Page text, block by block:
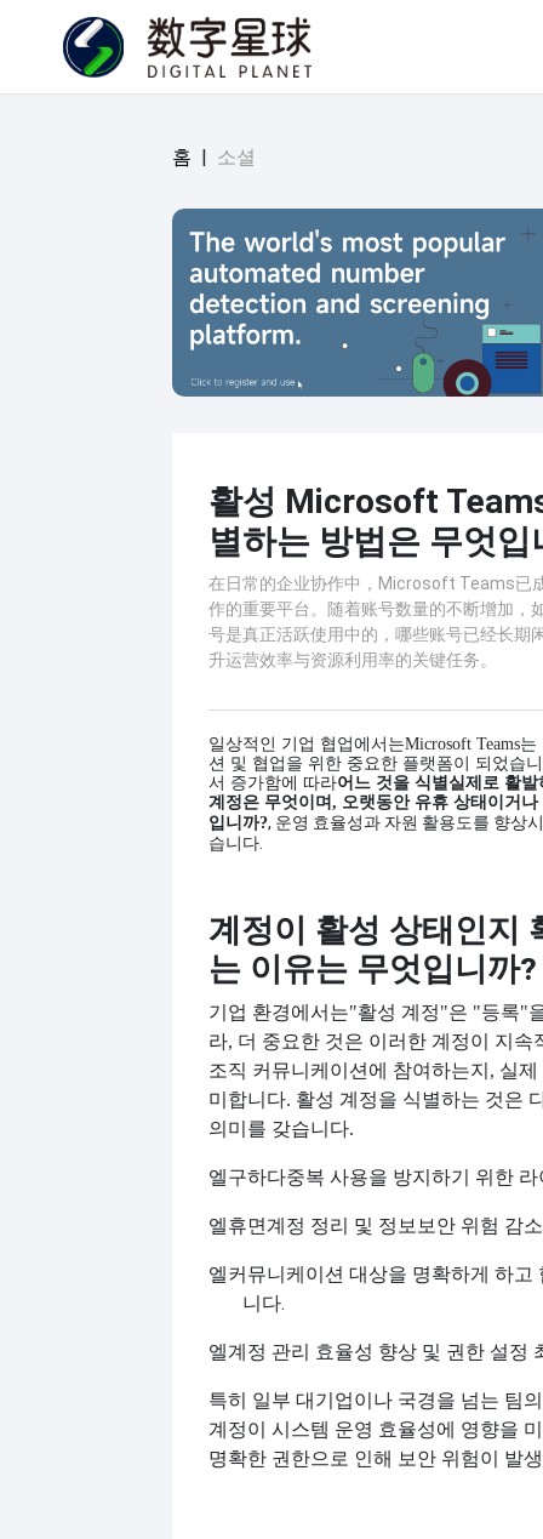
홈 | 소셜
활성 Microsoft
별하는 방법은 무엇입
在日常的企业协作中，Microsoft Teams已
作的重要平台。随着账号数量的不断增加，
号是真正活跃使用中的，哪些账号已经长期
升运营效率与资源利用率的关键任务。
일상적인 기업 협업에서는Microsoft Teams
션 및 협업을 위한 중요한 플랫폼이 되었습
서 증가함에 따라어느 것을 식별 실제로 활발
계정은 무엇이며, 오랫동안 유휴 상태이거
입니까?, 운영 효율성과 자원 활용도를 향상
습니다.
계정이 활성 상태인지
는 이유는 무엇입니까?
기업 환경에서는"활성 계정"은 "등록"
라, 더 중요한 것은 이러한 계정이 지속
조직 커뮤니케이션에 참여하는지, 실
미합니다. 활성 계정을 식별하는 것은
의미를 갖습니다.
엘구하다중복 사용을 방지하기 위한
엘휴면계정 정리 및 정보보안 위험 감소
엘커뮤니케이션 대상을 명확하게 하고
니다.
엘계정 관리 효율성 향상 및 권한 설정
특히 일부 대기업이나 국경을 넘는 팀
계정이 시스템 운영 효율성에 영향을
명확한 권한으로 인해 보안 위험이 발